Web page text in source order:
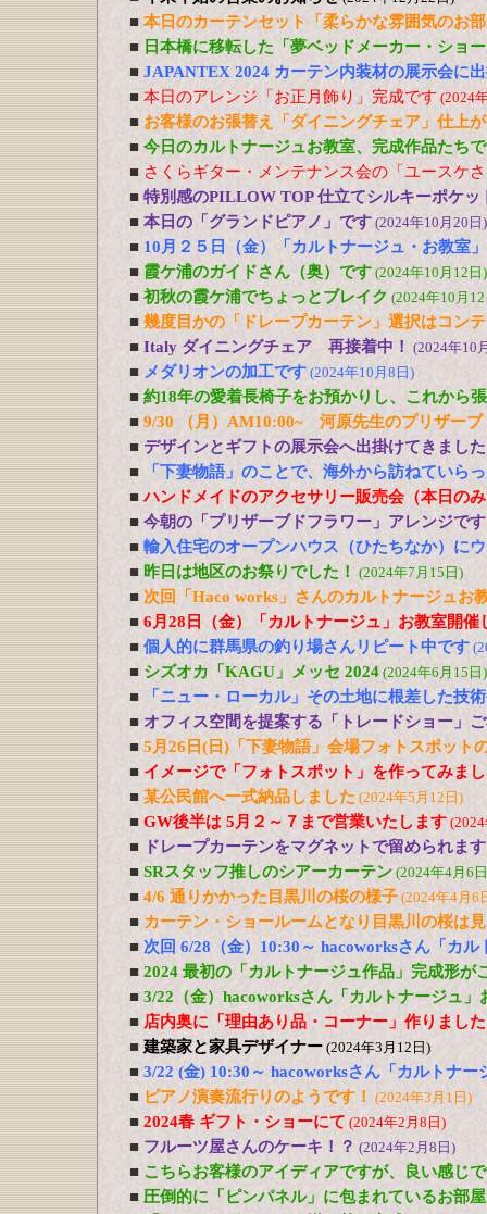
■ 本日のカーテンセット「柔らかな雰囲気のお
■ 日本橋に移転した「夢ベッドメーカー・ショ
■ JAPANTEX 2024 カーテン内装材の展示会に
■ 本日のアレンジ「お正月飾り」完成です (2024
■ お客様のお張替え「ダイニングチェア」仕上
■ 今日のカルトナージュお教室、完成作品たち
■ さくらギター・メンテナンス会の「ユースケ
■ 特別感のPILLOW TOP 仕立てシルキーポケッ
■ 本日の「グランドピアノ」です (2024年10月20日)
■ 10月２５日（金）「カルトナージュ・お教室
■ 霞ケ浦のガイドさん（奥）です (2024年10月12日)
■ 初秋の霞ケ浦でちょっとブレイク (2024年10月
■ 幾度目かの「ドレープカーテン」選択はコン
■ Italy ダイニングチェア 再接着中！ (2024年10
■ メダリオンの加工です (2024年10月8日)
■ 約18年の愛着長椅子をお預かりし、これから
■ 9/30 （月）AM10:00~ 河原先生のプリザー
■ デザインとギフトの展示会へ出掛けてきました
■
「下妻物語」のことで、海外から訪ねていら
■ ハンドメイドのアクセサリー販売会（本日の
■ 今朝の「プリザーブドフラワー」アレンジです
■ 輸入住宅のオープンハウス（ひたちなか）に
■ 昨日は地区のお祭りでした！ (2024年7月15日)
■ 次回「Haco works」さんのカルトナージュ
■ 6月28日（金）「カルトナージュ」お教室開催
■ 個人的に群馬県の釣り場さんリピート中です
■ シズオカ「KAGU」メッセ 2024 (2024年6月15日)
■
「ニュー・ローカル」その土地に根差した技
■ オフィス空間を提案する「トレードショー」
■ 5月26日(日)「下妻物語」会場フォトスポット
■ イメージで「フォトスポット」を作ってみま
■ 某公民館へ一式納品しました (2024年5月12日)
■ GW後半は 5月２～７まで営業いたします
■
ドレープカーテンをマグネットで留められま
■ SRスタッフ推しのシアーカーテン (2024年4月6
■ 4/6 通りかかった目黒川の桜の様子 (2024年4月6
■ カーテン・ショールームとなり目黒川の桜は
■ 次回 6/28（金）10:30～ hacoworksさん「カ
■ 2024 最初の「カルトナージュ作品」完成形が
■ 3/22（金）hacoworksさん「カルトナージュ」
■ 店内奥に「理由あり品・コーナー」作りまし
■ 建築家と家具デザイナー (2024年3月12日)
■ 3/22 (金) 10:30～ hacoworksさん「カルトナー
■ ピアノ演奏流行りのようです！ (2024年3月1日)
■ 2024春 ギフト・ショーにて (2024年2月8日)
■ フルーツ屋さんのケーキ！？ (2024年2月8日)
■ こちらお客様のアイディアですが、良い感じ
■ 圧倒的に「ピンパネル」に包まれているお部